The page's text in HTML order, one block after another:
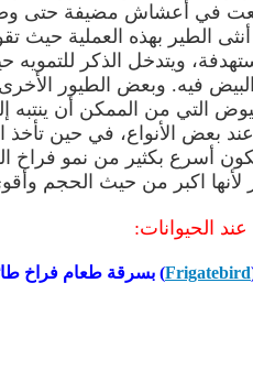
في أعشاش مضيفة حتى
أنثى الطير بهذه العملية
ويتدخل الذكر للتمويه
فيه. وبعض الطيور
التي من الممكن أن
بعض الأنواع، في حين تأخذ
أسرع بكثير من نمو فراخ
لأنها اكبر من حيث الحجم
الحيوانات:
Frigatebird) بسرقة طعام فراخ